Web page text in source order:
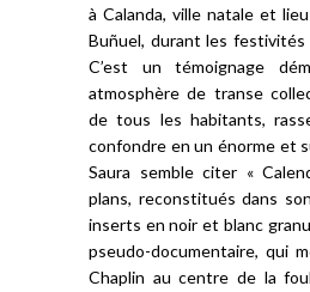
à Calanda, ville natale et
Buñuel, durant les
C’est un témoignage
atmosphère de transe
de tous les habitants,
confondre en un énorme et
Saura semble citer «
plans, reconstitués dans
inserts en noir et blanc
pseudo-documentaire, qui
Chaplin au centre de la